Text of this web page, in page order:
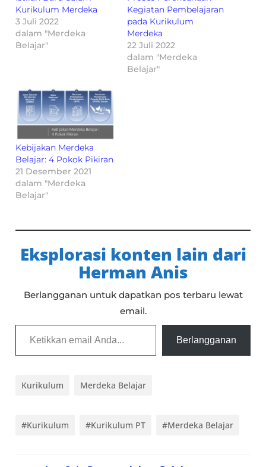
Kurikulum Merdeka
3 Juli 2022
dalam "Merdeka
Belajar"
Kegiatan Pembelajaran
pada Kurikulum
Merdeka
22 Juli 2022
dalam "Merdeka
Belajar"
Kebijakan Merdeka
Belajar: 4 Pokok Pikiran
21 Desember 2021
dalam "Merdeka
Belajar"
Eksplorasi konten lain dari
Herman Anis
Berlangganan untuk dapatkan pos terbaru lewat
email.
Ketikkan email Anda...
Berlangganan
Kurikulum Merdeka Belajar
#Kurikulum #Kurikulum PT #Merdeka Belajar